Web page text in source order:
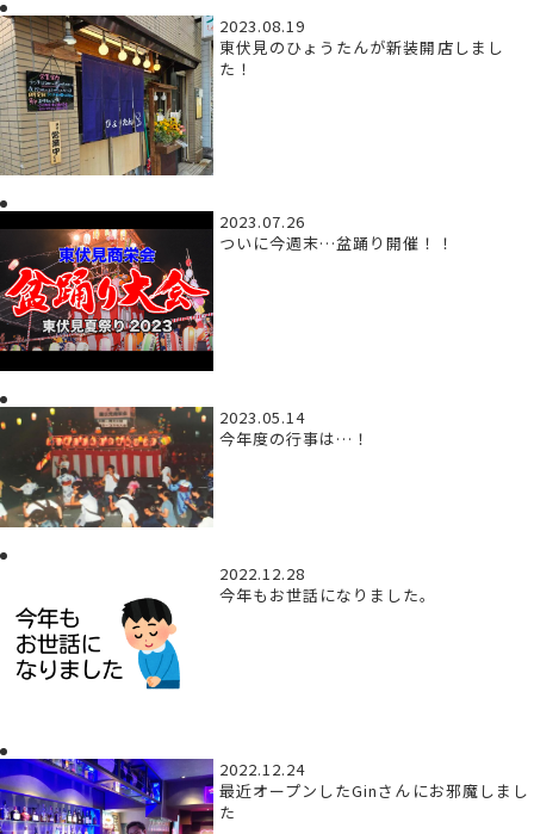
2023.08.19
東伏見のひょうたんが新装開店しまし
た！
2023.07.26
ついに今週末…盆踊り開催！！
2023.05.14
今年度の行事は…！
2022.12.28
今年もお世話になりました。
2022.12.24
最近オープンしたGinさんにお邪魔しまし
た